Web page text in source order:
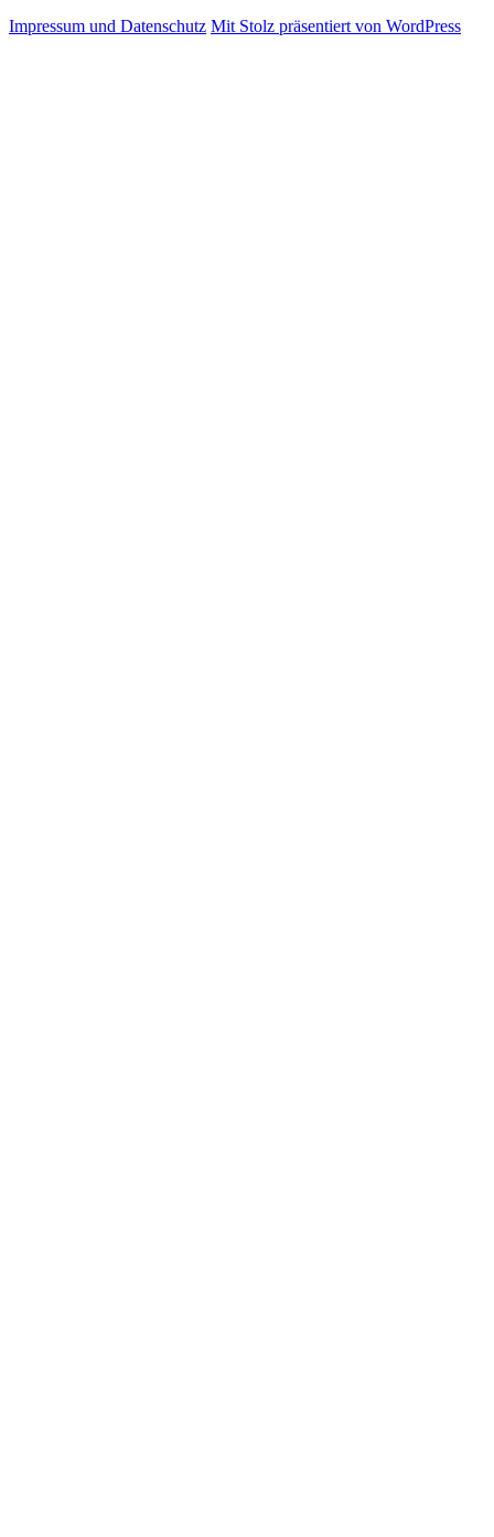
Impressum und Datenschutz Mit Stolz präsentiert von WordPress